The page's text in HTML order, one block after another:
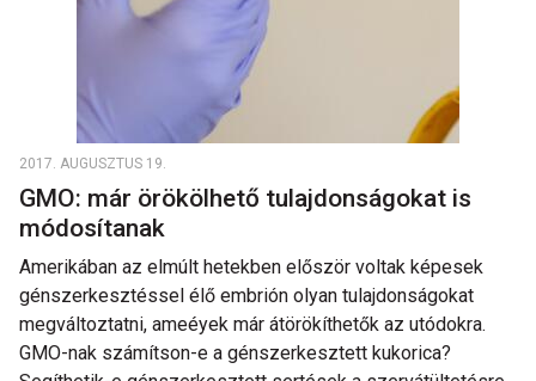
2017. AUGUSZTUS 19.
GMO: már örökölhető tulajdonságokat is
módosítanak
Amerikában az elmúlt hetekben először voltak képesek
génszerkesztéssel élő embrión olyan tulajdonságokat
megváltoztatni, ameéyek már átörökíthetők az utódokra.
GMO-nak számítson-e a génszerkesztett kukorica?